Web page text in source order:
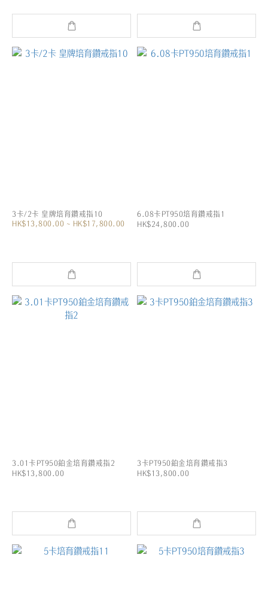
3卡/2卡 皇牌培育鑽戒指10
HK$13,800.00 ~ HK$17,800.00
6.08卡PT950培育鑽戒指1
HK$24,800.00
3.01卡PT950鉑金培育鑽戒指2
HK$13,800.00
3卡PT950鉑金培育鑽戒指3
HK$13,800.00